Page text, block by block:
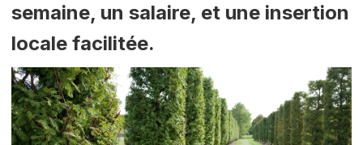
semaine, un salaire, et une insertion
locale facilitée.